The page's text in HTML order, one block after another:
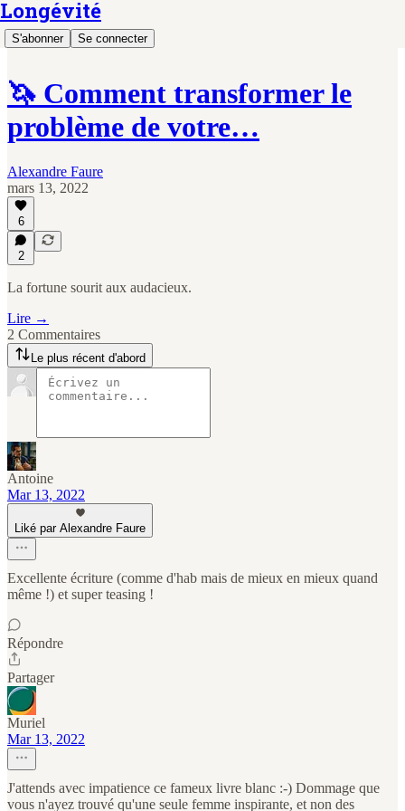
Longévité
S'abonner Se connecter
🦄 Comment transformer le
problème de votre…
Alexandre Faure
mars 13, 2022
6
2
La fortune sourit aux audacieux.
Lire →
2 Commentaires
Le plus récent d'abord
Antoine
Mar 13, 2022
Liké par Alexandre Faure
Excellente écriture (comme d'hab mais de mieux en mieux quand
même !) et super teasing !
Répondre
Partager
Muriel
Mar 13, 2022
J'attends avec impatience ce fameux livre blanc :-) Dommage que
vous n'ayez trouvé qu'une seule femme inspirante, et non des